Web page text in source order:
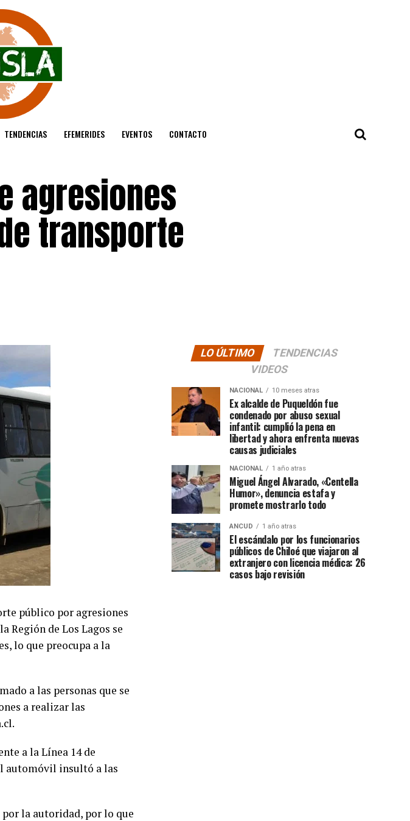
TENDENCIAS EFEMERIDES EVENTOS CONTACTO
agresiones
transporte
público por agresiones
Región de Los Lagos se
lo que preocupa a la
a las personas que se
a realizar las
a la Línea 14 de
automóvil insultó a las
la autoridad, por lo que
LO ÚLTIMO
TENDENCIAS
VIDEOS
NACIONAL 10 meses atras
Ex alcalde de Puqueldón fue
condenado por abuso sexual
infantil: cumplió la pena en
libertad y ahora enfrenta nuevas
causas judiciales
NACIONAL 1 año atras
Miguel Ángel Alvarado, «Centella
Humor», denuncia estafa y
promete mostrarlo todo
ANCUD 1 año atras
El escándalo por los funcionarios
públicos de Chiloé que viajaron al
extranjero con licencia médica: 26
casos bajo revisión